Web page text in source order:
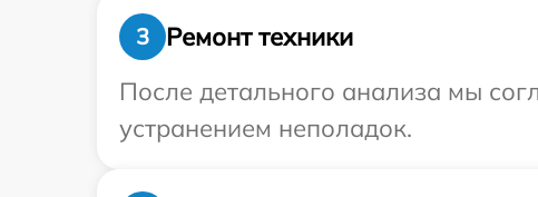
3
Ремонт техники
После детального анализа мы
устранением неполадок.